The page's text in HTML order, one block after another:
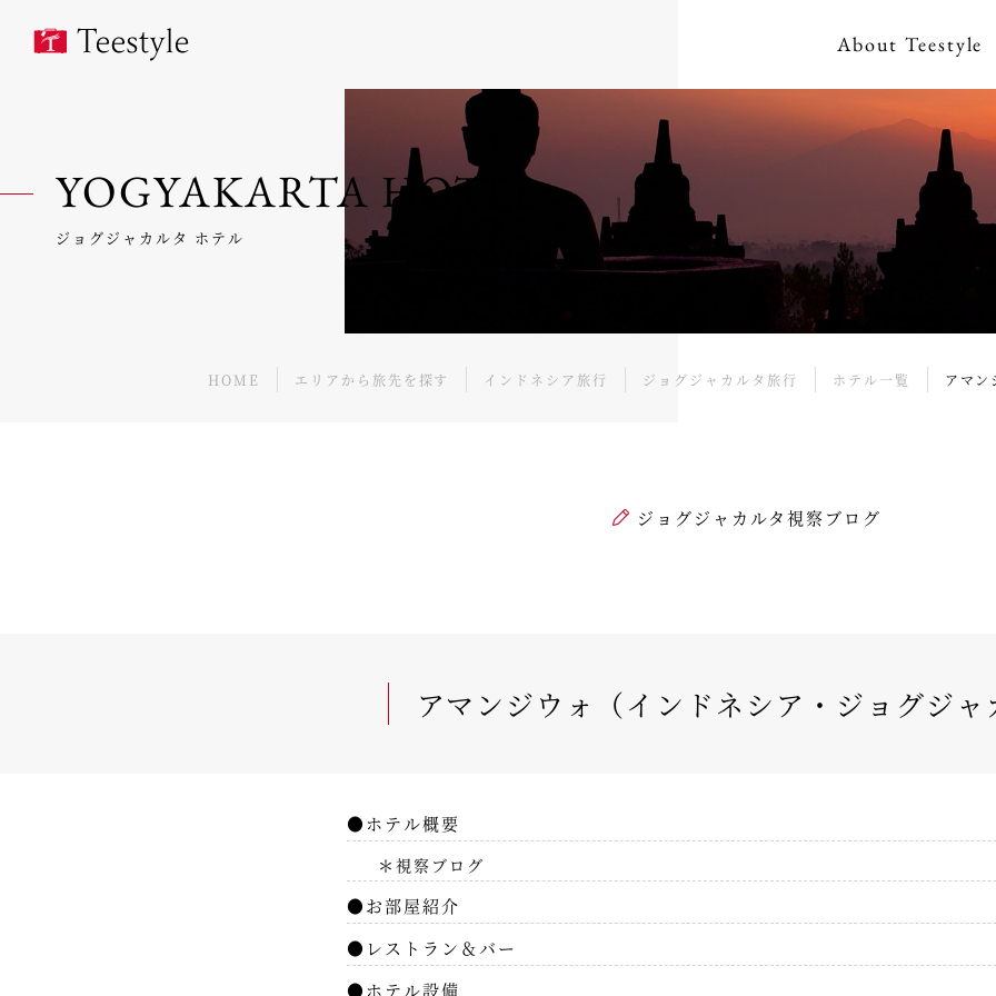
About Teestyle
YOGYAKARTA HOTEL
ジョグジャカルタ ホテル
HOME エリアから旅先を探す インドネシア旅行 ジョグジャカルタ旅行 ホテル一覧 アマ
ジョグジャカルタ視察ブログ
アマンジウォ（インドネシア・ジョグジ
●ホテル概要
＊視察ブログ
●お部屋紹介
●レストラン＆バー
●ホテル設備